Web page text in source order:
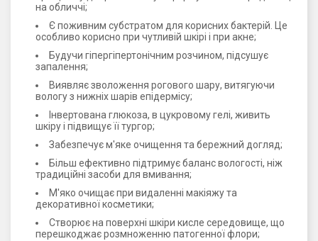
на обличчі;
Є поживним субстратом для корисних бактерій. Це
особливо корисно при чутливій шкірі і при акне;
Будучи гіпергіпертонічним розчином, підсушує
запалення;
Виявляє зволоження рогового шару, витягуючи
вологу з нижніх шарів епідермісу;
Інвертована глюкоза, в цукровому гелі, живить
шкіру і підвищує її тургор;
Забезпечує м'яке очищення та бережний догляд;
Більш ефективно підтримує баланс вологості, ніж
традиційні засоби для вмивання;
М'яко очищає при видаленні макіяжу та
декоративної косметики;
Створює на поверхні шкіри кисле середовище, що
перешкоджає розмноженню патогенної флори;